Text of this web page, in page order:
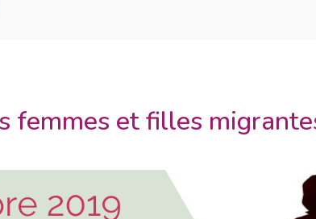
femmes et filles